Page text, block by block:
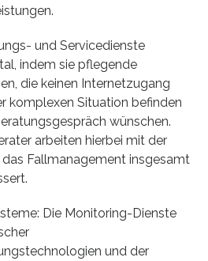
und Servicedienste
indem sie pflegende
die keinen Internetzugang
komplexen Situation befinden
wünschen.
arbeiten hierbei mit der
Fallmanagement insgesamt
Die Monitoring-Dienste
und der